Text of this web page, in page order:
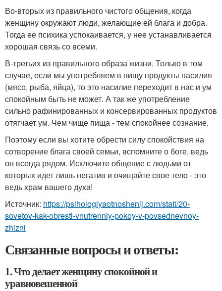
Во-вторых из правильного чистого общения, когда
женщину окружают люди, желающие ей блага и добра.
Тогда ее психика успокаивается, у нее устанавливается
хорошая связь со всеми.
В-третьих из правильного образа жизни. Только в том
случае, если мы употребляем в пищу продукты насилия
(мясо, рыба, яйца), то это насилие переходит в нас и ум
спокойным быть не может. А так же употребление
сильно рафинированных и консервированных продуктов
отягчает ум. Чем чище пища - тем спокойнее сознание.
Поэтому если вы хотите обрести силу спокойствия на
сотворение блага своей семьи, вспомните о боге, ведь
он всегда рядом. Исключите общение с людьми от
которых идет лишь негатив и очищайте свое тело - это
ведь храм вашего духа!
Источник: https://psihologiyaotnoshenij.com/stati/20-
sovetov-kak-obresti-vnutrenniy-pokoy-v-povsednevnoy-
zhizni
Связанные вопросы и ответы:
1. Что делает женщину спокойной и
уравновешенной